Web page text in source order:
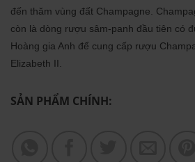
đến thăm vùng đất Champagne.
còn là dòng rượu sâm-panh đầu tiên có
Hoàng gia Anh để cung cấp rượu
Elizabeth II.
SẢN PHẨM CHÍNH: